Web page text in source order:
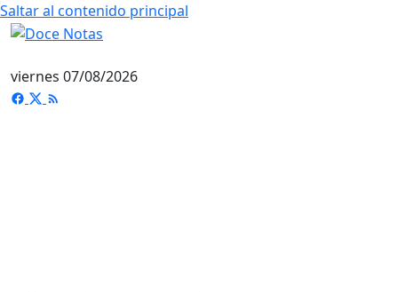
Saltar al contenido principal
viernes 07/08/2026